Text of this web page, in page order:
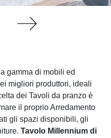
gamma di mobili ed
migliori produttori, ideali
dei Tavoli da pranzo è
il proprio Arredamento
gli spazi disponibili, gli
Tavolo Millennium di